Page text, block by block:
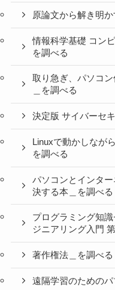
原論文から解き明
情報科学基礎 コン
を調べる
取り急ぎ、パソコ
＿を調べる
決定版 サイバーセ
Linuxで動かしなが
を調べる
パソコンとインタ
決する本＿を調べる
プログラミング知
ジニアリング入門
著作権法＿を調べる
遠隔学習のための